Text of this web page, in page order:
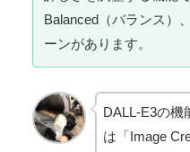
Balanced（バランス）
ーンがあります。
DALL-E3の機
は「Image